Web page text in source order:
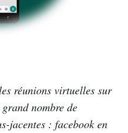
réunions virtuelles sur
nombre de
jacentes : facebook en